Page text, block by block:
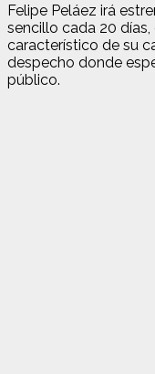
Felipe Peláez irá
sencillo cada 20
característico de su
despecho donde
público.